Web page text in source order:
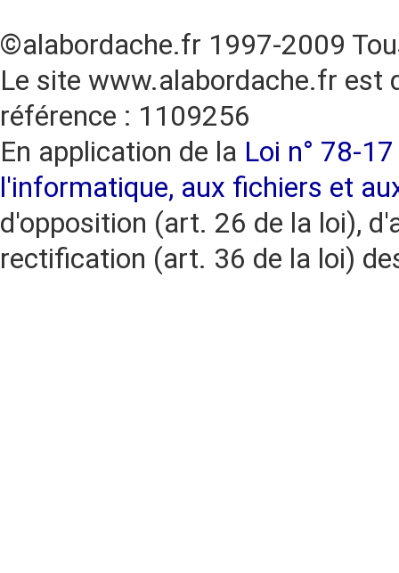
©alabordache.fr 1997-2009
Le site www.alabordache.fr est
référence : 1109256
En application de la Loi n° 78-
l'informatique, aux fichiers et
d'opposition (art. 26 de la loi),
rectification (art. 36 de la loi)